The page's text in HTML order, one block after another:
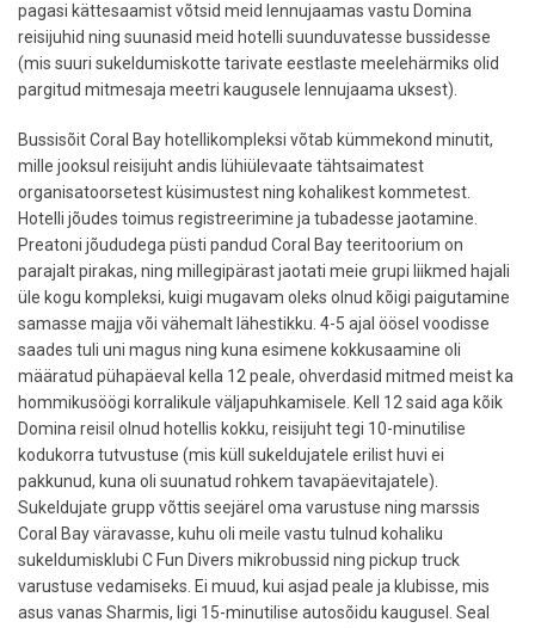
pagasi kättesaamist võtsid meid lennujaamas vastu Domina
reisijuhid ning suunasid meid hotelli suunduvatesse bussidesse
(mis suuri sukeldumiskotte tarivate eestlaste meelehärmiks olid
pargitud mitmesaja meetri kaugusele lennujaama uksest).
Bussisõit Coral Bay hotellikompleksi võtab kümmekond minutit,
mille jooksul reisijuht andis lühiülevaate tähtsaimatest
organisatoorsetest küsimustest ning kohalikest kommetest.
Hotelli jõudes toimus registreerimine ja tubadesse jaotamine.
Preatoni jõududega püsti pandud Coral Bay teeritoorium on
parajalt pirakas, ning millegipärast jaotati meie grupi liikmed hajali
üle kogu kompleksi, kuigi mugavam oleks olnud kõigi paigutamine
samasse majja või vähemalt lähestikku. 4-5 ajal öösel voodisse
saades tuli uni magus ning kuna esimene kokkusaamine oli
määratud pühapäeval kella 12 peale, ohverdasid mitmed meist ka
hommikusöögi korralikule väljapuhkamisele. Kell 12 said aga kõik
Domina reisil olnud hotellis kokku, reisijuht tegi 10-minutilise
kodukorra tutvustuse (mis küll sukeldujatele erilist huvi ei
pakkunud, kuna oli suunatud rohkem tavapäevitajatele).
Sukeldujate grupp võttis seejärel oma varustuse ning marssis
Coral Bay väravasse, kuhu oli meile vastu tulnud kohaliku
sukeldumisklubi C Fun Divers mikrobussid ning pickup truck
varustuse vedamiseks. Ei muud, kui asjad peale ja klubisse, mis
asus vanas Sharmis, ligi 15-minutilise autosõidu kaugusel. Seal